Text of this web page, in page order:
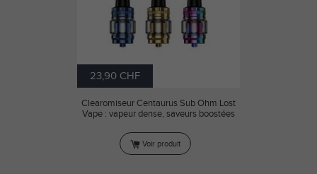
23,90 CHF
Clearomiseur Centaurus Sub Ohm Lost
Vape : vapeur dense, saveurs boostées
Voir produit